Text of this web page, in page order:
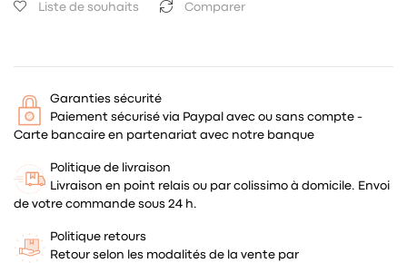
Liste de souhaits Comparer
Garanties sécurité
Paiement sécurisé via Paypal avec ou sans compte -
Carte bancaire en partenariat avec notre banque
Politique de livraison
Livraison en point relais ou par colissimo à domicile. Envoi
de votre commande sous 24 h.
Politique retours
Retour selon les modalités de la vente par